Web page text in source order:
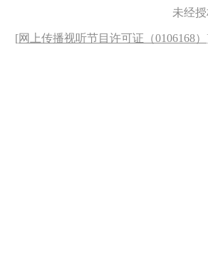
未经
[网上传播视听节目许可证（0106168）